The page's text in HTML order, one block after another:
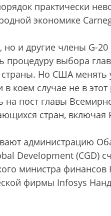
практически
экономике
и другие члены G-
процедуру выбора
Но США менять
коем случае не в
пост главы
стран, включая
администрацию
Development (CGD)
министра
фирмы Infosys